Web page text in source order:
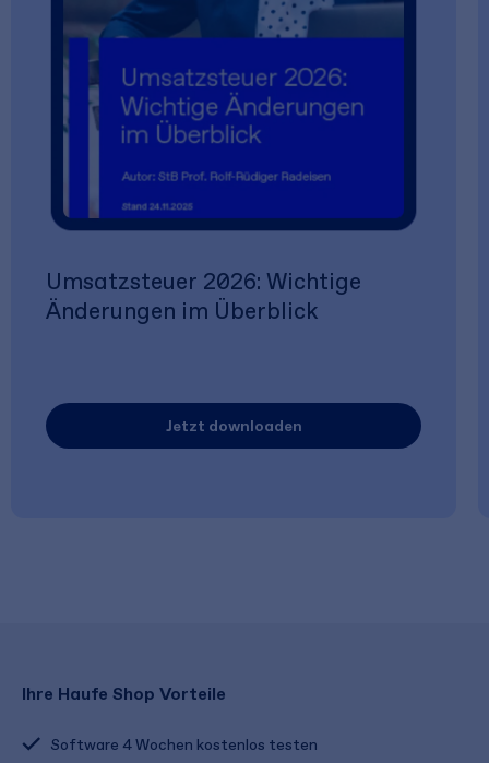
Umsatzsteuer 2026: Wichtige
Änderungen im Überblick
Jetzt downloaden
Ihre Haufe Shop Vorteile
Software 4 Wochen kostenlos testen